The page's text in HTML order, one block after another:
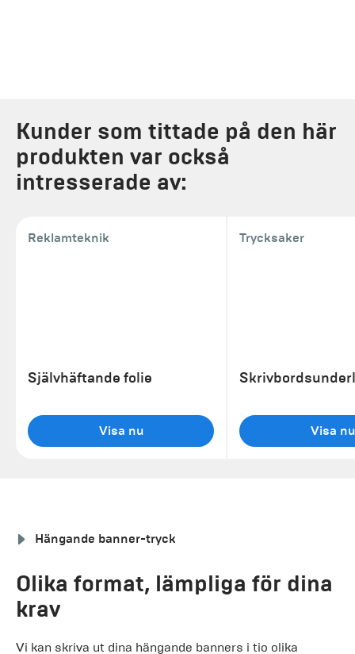
Kunder som tittade på den här
produkten var också
intresserade av:
Reklamteknik
Självhäftande folie
Visa nu
Trycksaker
Visa nu
Hängande banner-tryck
Olika format, lämpliga för dina
krav
Vi kan skriva ut dina hängande banners i tio olika